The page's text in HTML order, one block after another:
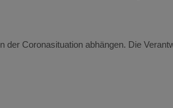
Coronasituation abhängen. Die